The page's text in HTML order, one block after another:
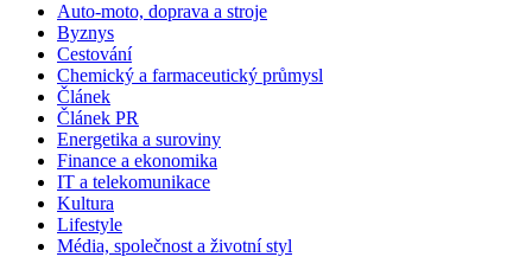
Auto-moto, doprava a stroje
Byznys
Cestování
Chemický a farmaceutický průmysl
Článek
Článek PR
Energetika a suroviny
Finance a ekonomika
IT a telekomunikace
Kultura
Lifestyle
Média, společnost a životní styl